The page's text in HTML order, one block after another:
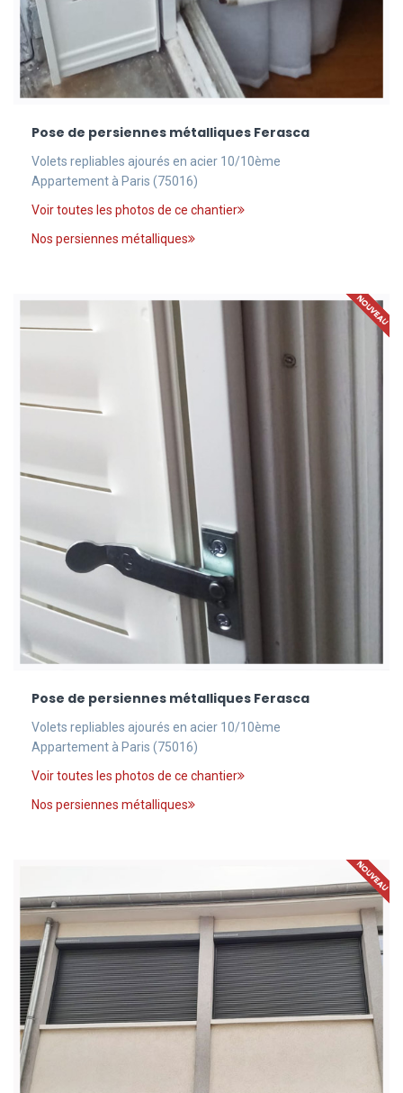
Pose de persiennes métalliques Ferasca
Volets repliables ajourés en acier 10/10ème
Appartement à Paris (75016)
Voir toutes les photos de ce chantier
Nos persiennes métalliques
Pose de persiennes métalliques Ferasca
Volets repliables ajourés en acier 10/10ème
Appartement à Paris (75016)
Voir toutes les photos de ce chantier
Nos persiennes métalliques